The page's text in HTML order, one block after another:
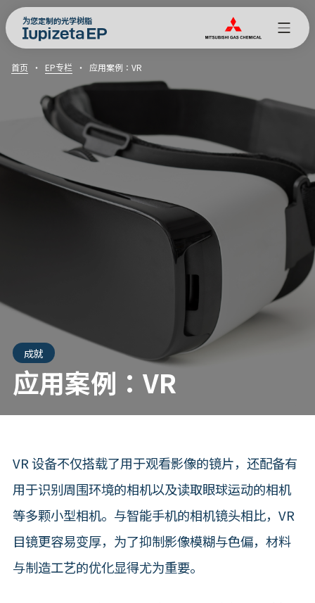
为您定制的光学树脂
首页 EP专栏 应用案例：VR
成就
应用案例：VR
VR 设备不仅搭载了用于观看影像的镜片，还配备有
用于识别周围环境的相机以及读取眼球运动的相机
等多颗小型相机。与智能手机的相机镜头相比，VR
目镜更容易变厚，为了抑制影像模糊与色偏，材料
与制造工艺的优化显得尤为重要。